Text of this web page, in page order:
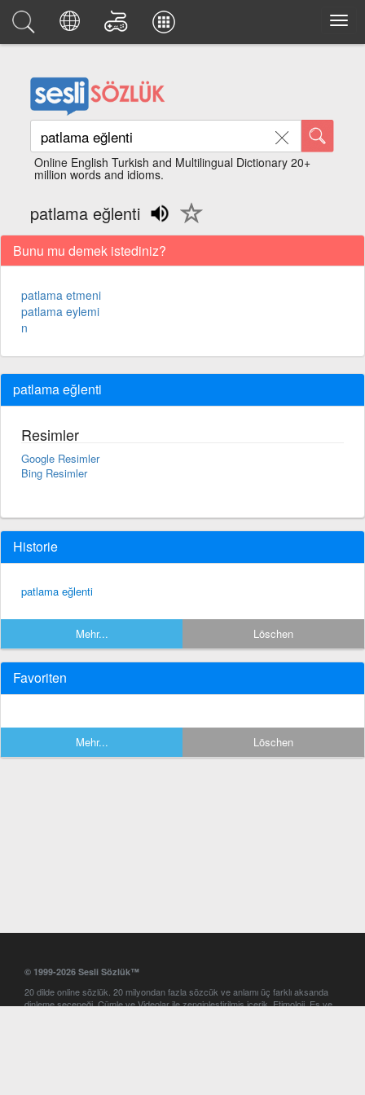
Online English Turkish and Multilingual Dictionary 20+
million words and idioms.
patlama eğlenti
Bunu mu demek istediniz?
patlama etmeni
patlama eylemi
n
patlama eğlenti
Resimler
Google Resimler
Bing Resimler
Historie
patlama eğlenti
Mehr... Löschen
Favoriten
Mehr... Löschen
© 1999-2026 Sesli Sözlük™
20 dilde online sözlük. 20 milyondan fazla sözcük ve anlamı üç farklı aksanda
dinleme seçeneği. Cümle ve Videolar ile zenginleştirilmiş içerik. Etimoloji, Eş ve